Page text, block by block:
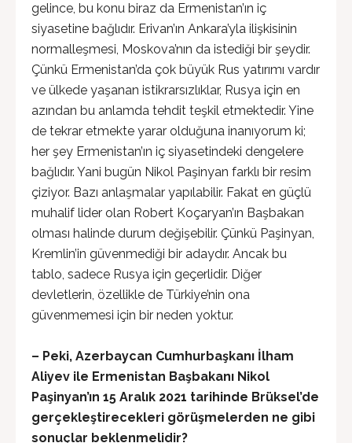
gelince, bu konu biraz da Ermenistan’ın iç
siyasetine bağlıdır. Erivan’ın Ankara’yla ilişkisinin
normalleşmesi, Moskova’nın da istediği bir şeydir.
Çünkü Ermenistan’da çok büyük Rus yatırımı vardır
ve ülkede yaşanan istikrarsızlıklar, Rusya için en
azından bu anlamda tehdit teşkil etmektedir. Yine
de tekrar etmekte yarar olduğuna inanıyorum ki;
her şey Ermenistan’ın iç siyasetindeki dengelere
bağlıdır. Yani bugün Nikol Paşinyan farklı bir resim
çiziyor. Bazı anlaşmalar yapılabilir. Fakat en güçlü
muhalif lider olan Robert Koçaryan’ın Başbakan
olması halinde durum değişebilir. Çünkü Paşinyan,
Kremlin’in güvenmediği bir adaydır. Ancak bu
tablo, sadece Rusya için geçerlidir. Diğer
devletlerin, özellikle de Türkiye’nin ona
güvenmemesi için bir neden yoktur.
– Peki, Azerbaycan Cumhurbaşkanı İlham
Aliyev ile Ermenistan Başbakanı Nikol
Paşinyan’ın 15 Aralık 2021 tarihinde Brüksel’de
gerçekleştirecekleri görüşmelerden ne gibi
sonuçlar beklenmelidir?